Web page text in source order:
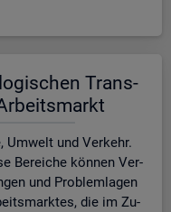
Trans­
Um­welt und Ver­kehr.
Be­rei­che kön­nen Ver­
und Pro­blem­la­gen
die im Zu­